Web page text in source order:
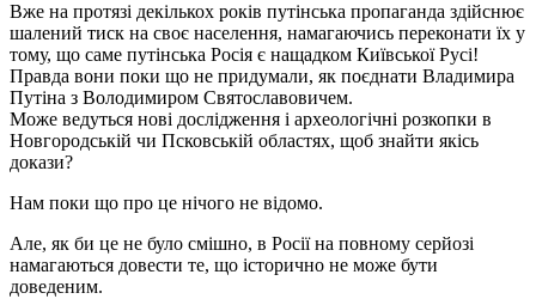
Вже на протязі декількох років путінська пропаганда здійснює
шалений тиск на своє населення, намагаючись переконати їх у
тому, що саме путінська Росія є нащадком Київської Русі!
Правда вони поки що не придумали, як поєднати Владимира
Путіна з Володимиром Святославовичем.
Може ведуться нові дослідження і археологічні розкопки в
Новгородській чи Псковській областях, щоб знайти якісь
докази?
Нам поки що про це нічого не відомо.
Але, як би це не було смішно, в Росії на повному серйозі
намагаються довести те, що історично не може бути
доведеним.